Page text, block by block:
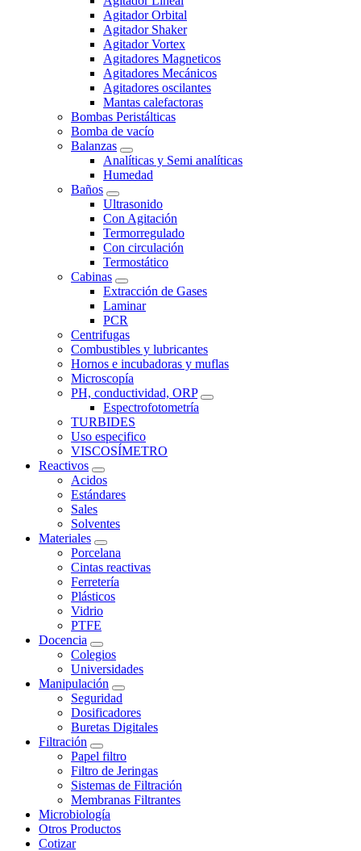
Agitador Orbital
Agitador Shaker
Agitador Vortex
Agitadores Magneticos
Agitadores Mecánicos
Agitadores oscilantes
Mantas calefactoras
Bombas Peristálticas
Bomba de vacío
Balanzas
Analíticas y Semi analíticas
Humedad
Baños
Ultrasonido
Con Agitación
Termorregulado
Con circulación
Termostático
Cabinas
Extracción de Gases
Laminar
PCR
Centrifugas
Combustibles y lubricantes
Hornos e incubadoras y muflas
Microscopía
PH, conductividad, ORP
Espectrofotometría
TURBIDES
Uso especifico
VISCOSÍMETRO
Reactivos
Acidos
Estándares
Sales
Solventes
Materiales
Porcelana
Cintas reactivas
Ferretería
Plásticos
Vidrio
PTFE
Docencia
Colegios
Universidades
Manipulación
Seguridad
Dosificadores
Buretas Digitales
Filtración
Papel filtro
Filtro de Jeringas
Sistemas de Filtración
Membranas Filtrantes
Microbiología
Otros Productos
Cotizar